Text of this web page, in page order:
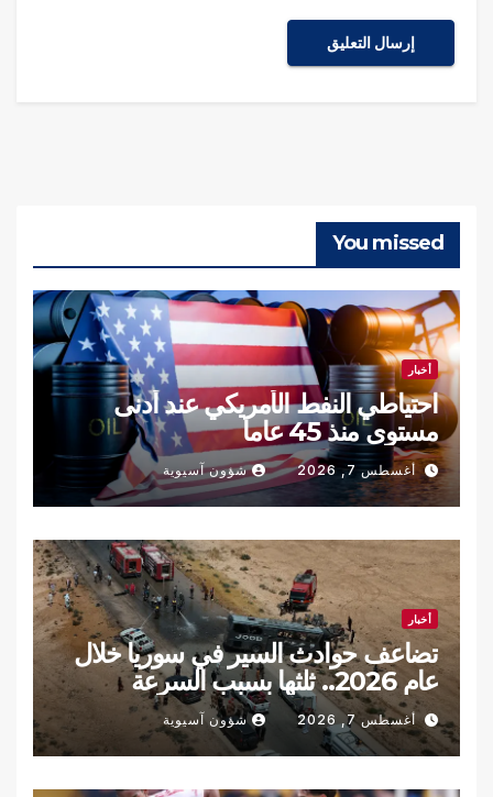
You missed
أخبار
احتياطي النفط الأمريكي عند أدنى
مستوى منذ 45 عاما
أغسطس 7, 2026 شؤون آسيوية
أخبار
تضاعف حوادث السير في سوريا خلال
عام 2026.. ثلثها بسبب السرعة
أغسطس 7, 2026 شؤون آسيوية